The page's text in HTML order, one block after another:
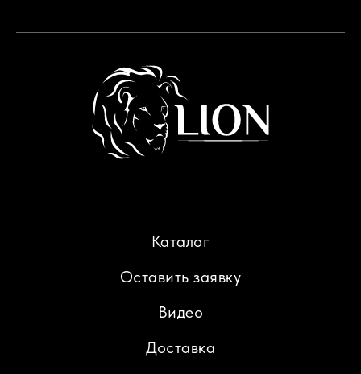
Каталог
Оставить заявку
Видео
Доставка